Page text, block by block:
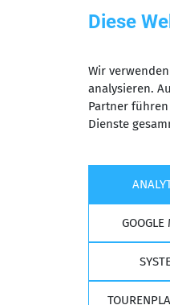
Kurse,
Diese
Wir
analysieren.
Partner
Dienste
GOOGLE